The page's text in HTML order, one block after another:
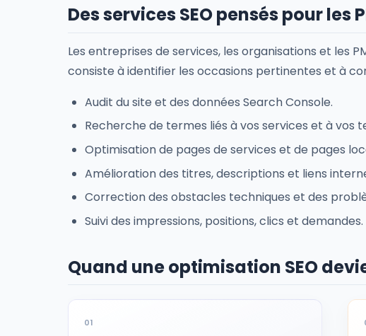
Des services SEO pensés pour les
Les entreprises de services, les organisations et les
consiste à identifier les occasions pertinentes et à
Audit du site et des données Search Console.
Recherche de termes liés à vos services et à vos
Optimisation de pages de services et de pages
Amélioration des titres, descriptions et liens
Correction des obstacles techniques et des
Suivi des impressions, positions, clics et demandes.
Quand une optimisation SEO